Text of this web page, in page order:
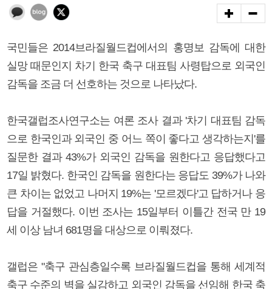
국민들은 2014브라질월드컵에서의 홍명보 감독에 대한
실망 때문인지 차기 한국 축구 대표팀 사령탑으로 외국인
감독을 조금 더 선호하는 것으로 나타났다.
한국갤럽조사연구소는 여론 조사 결과 '차기 대표팀 감독
으로 한국인과 외국인 중 어느 쪽이 좋다고 생각하는지'를
질문한 결과 43%가 외국인 감독을 원한다고 응답했다고
17일 밝혔다. 한국인 감독을 원한다는 응답도 39%가 나와
큰 차이는 없었고 나머지 19%는 '모르겠다'고 답하거나 응
답을 거절했다. 이번 조사는 15일부터 이틀간 전국 만 19
세 이상 남녀 681명을 대상으로 이뤄졌다.
갤럽은 "축구 관심층일수록 브라질월드컵을 통해 세계적
축구 수준의 벽을 실감하고 외국인 감독을 선임해 한국 축